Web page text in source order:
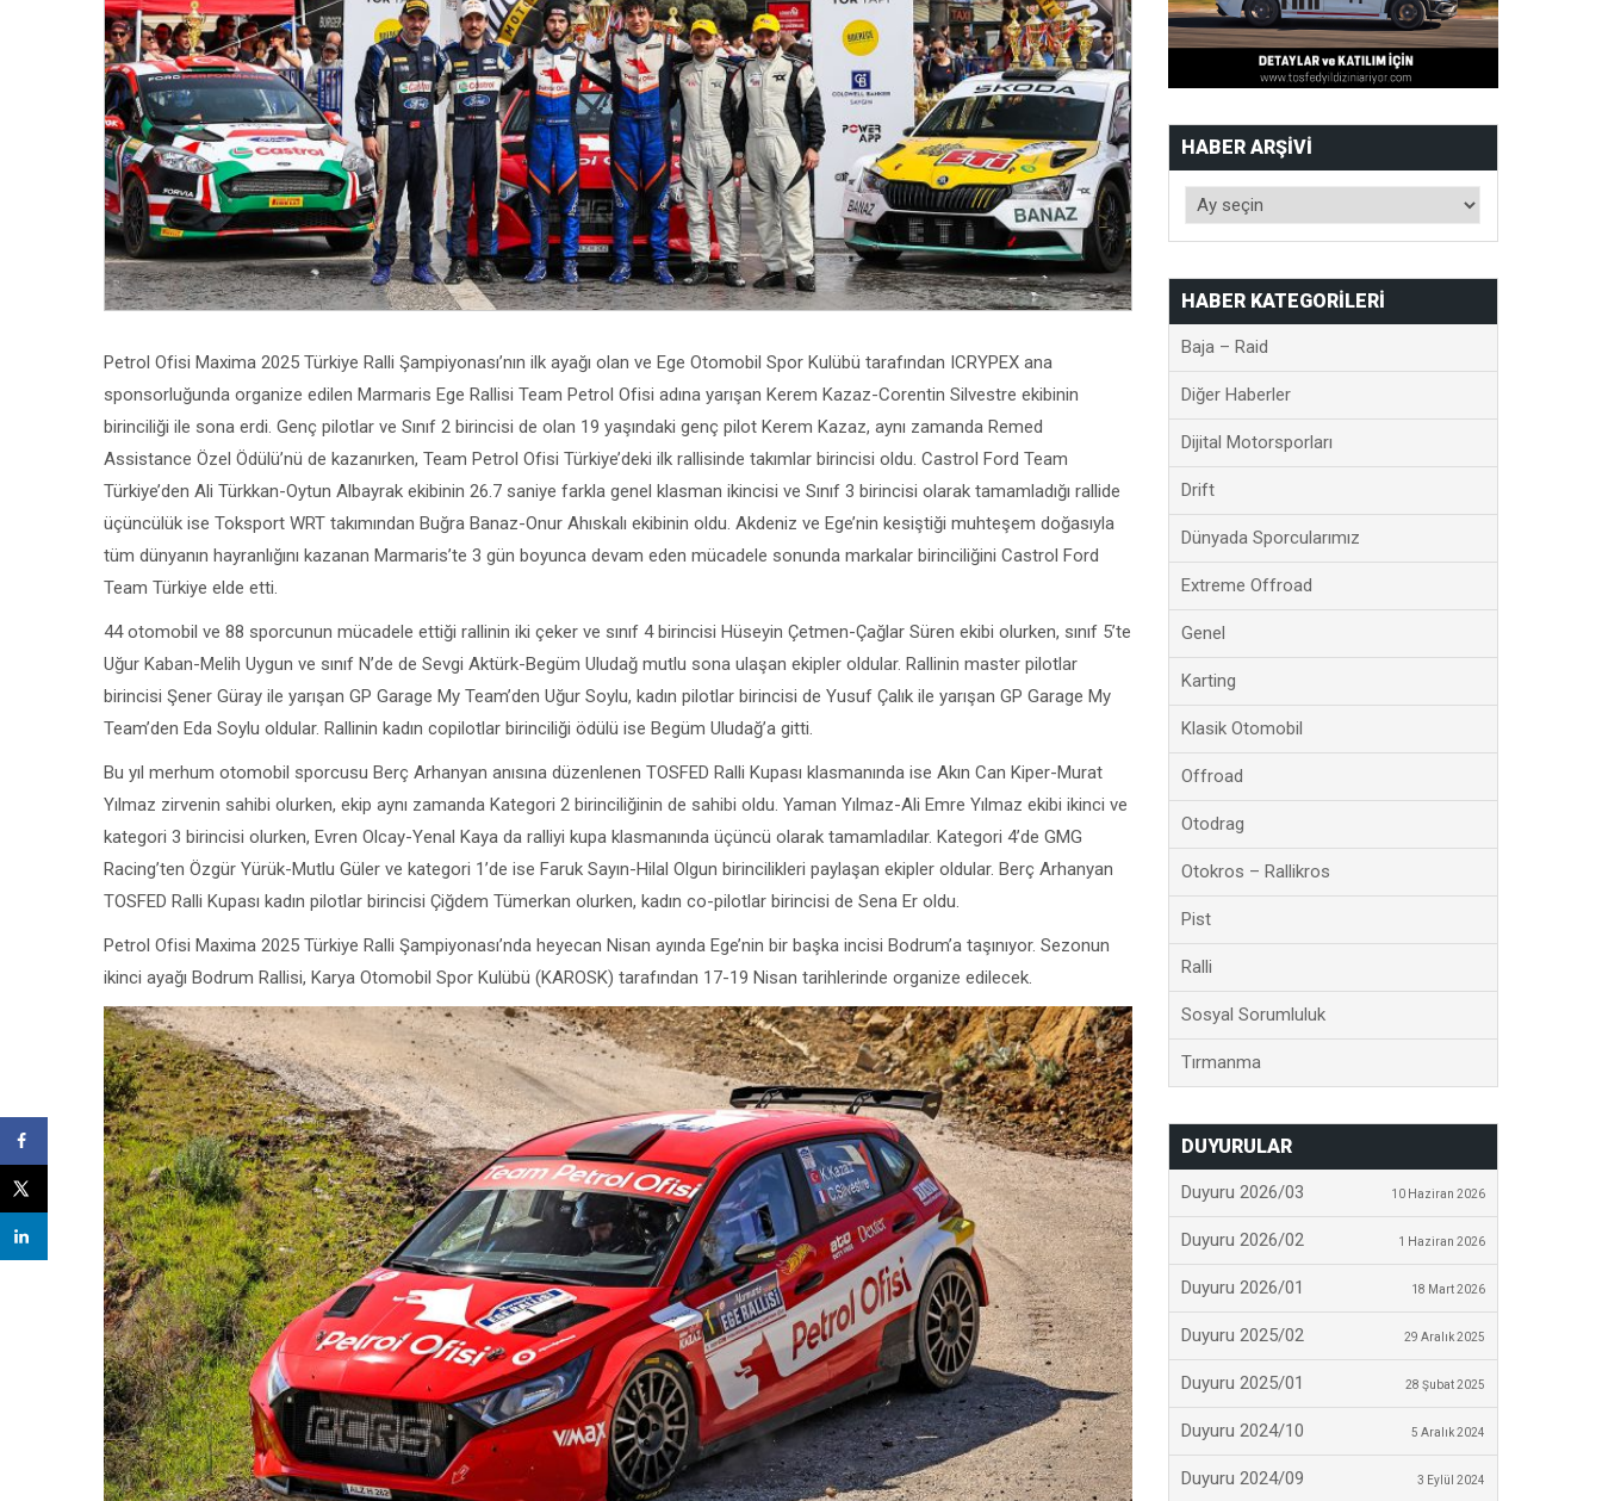
Petrol Ofisi Maxima 2025 Türkiye Ralli Şampiyonası’nın ilk ayağı olan ve Ege Otomobil Spor Kulübü tarafından ICRYPEX ana
sponsorluğunda organize edilen Marmaris Ege Rallisi Team Petrol Ofisi adına yarışan Kerem Kazaz-Corentin Silvestre ekibinin
birinciliği ile sona erdi. Genç pilotlar ve Sınıf 2 birincisi de olan 19 yaşındaki genç pilot Kerem Kazaz, aynı zamanda Remed
Assistance Özel Ödülü’nü de kazanırken, Team Petrol Ofisi Türkiye’deki ilk rallisinde takımlar birincisi oldu. Castrol Ford Team
Türkiye’den Ali Türkkan-Oytun Albayrak ekibinin 26.7 saniye farkla genel klasman ikincisi ve Sınıf 3 birincisi olarak tamamladığı rallide
üçüncülük ise Toksport WRT takımından Buğra Banaz-Onur Ahıskalı ekibinin oldu. Akdeniz ve Ege’nin kesiştiği muhteşem doğasıyla
tüm dünyanın hayranlığını kazanan Marmaris’te 3 gün boyunca devam eden mücadele sonunda markalar birinciliğini Castrol Ford
Team Türkiye elde etti.
44 otomobil ve 88 sporcunun mücadele ettiği rallinin iki çeker ve sınıf 4 birincisi Hüseyin Çetmen-Çağlar Süren ekibi olurken, sınıf 5’te
Uğur Kaban-Melih Uygun ve sınıf N’de de Sevgi Aktürk-Begüm Uludağ mutlu sona ulaşan ekipler oldular. Rallinin master pilotlar
birincisi Şener Güray ile yarışan GP Garage My Team’den Uğur Soylu, kadın pilotlar birincisi de Yusuf Çalık ile yarışan GP Garage My
Team’den Eda Soylu oldular. Rallinin kadın copilotlar birinciliği ödülü ise Begüm Uludağ’a gitti.
Bu yıl merhum otomobil sporcusu Berç Arhanyan anısına düzenlenen TOSFED Ralli Kupası klasmanında ise Akın Can Kiper-Murat
Yılmaz zirvenin sahibi olurken, ekip aynı zamanda Kategori 2 birinciliğinin de sahibi oldu. Yaman Yılmaz-Ali Emre Yılmaz ekibi ikinci ve
kategori 3 birincisi olurken, Evren Olcay-Yenal Kaya da ralliyi kupa klasmanında üçüncü olarak tamamladılar. Kategori 4’de GMG
Racing’ten Özgür Yürük-Mutlu Güler ve kategori 1’de ise Faruk Sayın-Hilal Olgun birincilikleri paylaşan ekipler oldular. Berç Arhanyan
TOSFED Ralli Kupası kadın pilotlar birincisi Çiğdem Tümerkan olurken, kadın co-pilotlar birincisi de Sena Er oldu.
Petrol Ofisi Maxima 2025 Türkiye Ralli Şampiyonası’nda heyecan Nisan ayında Ege’nin bir başka incisi Bodrum’a taşınıyor. Sezonun
ikinci ayağı Bodrum Rallisi, Karya Otomobil Spor Kulübü (KAROSK) tarafından 17-19 Nisan tarihlerinde organize edilecek.
HABER ARŞIVI
HABER KATEGORILERI
Baja – Raid
Diğer Haberler
Dijital Motorsporları
Drift
Dünyada Sporcularımız
Extreme Offroad
Genel
Karting
Klasik Otomobil
Offroad
Otodrag
Otokros – Rallikros
Pist
Ralli
Sosyal Sorumluluk
Tırmanma
DUYURULAR
Duyuru 2026/03 10 Haziran 2026
Duyuru 2026/02 1 Haziran 2026
Duyuru 2026/01 18 Mart 2026
Duyuru 2025/02 29 Aralık 2025
Duyuru 2025/01 28 Şubat 2025
Duyuru 2024/10 5 Aralık 2024
Duyuru 2024/09 3 Eylül 2024